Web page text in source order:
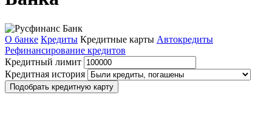
О банке Кредиты Кредитные карты Автокредиты
Рефинансирование кредитов
Кредитный лимит
Кредитная история
Подобрать кредитную карту